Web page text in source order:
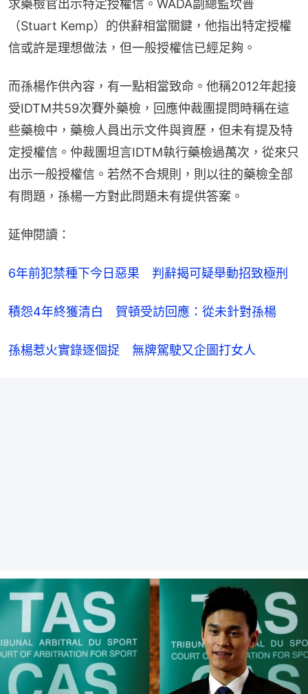
求藥檢官出示特定授權信。WADA副總監坎普
（Stuart Kemp）的供辭相當關鍵，他指出特定授權
信或許是理想做法，但一般授權信已經足夠。
而孫楊作供內容，有一點相當致命。他稱2012年起接
受IDTM共59次賽外藥檢，回應仲裁團提問時稱在這
些藥檢中，藥檢人員出示文件與資歷，但未有提及特
定授權信。仲裁團坦言IDTM執行藥檢過萬次，從來只
出示一般授權信。若然不合規則，則以往的藥檢全部
有問題，孫楊一方對此問題未有提供答案。
延伸閱讀：
6年前犯禁種下今日惡果　判辭揭可疑舉動招致極刑
積怨4年終獲清白　賀頓受訪回應：從未針對孫楊
孫楊惹火實錄逐個捉　無牌駕駛又企圖打女人